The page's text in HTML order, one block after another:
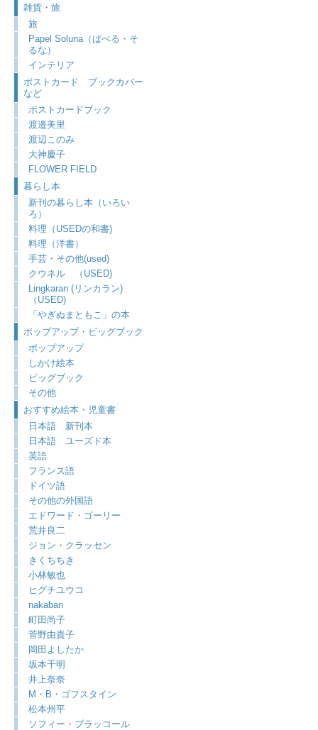
雑貨・旅
旅
Papel Soluna（ぱぺる・そ
るな）
インテリア
ポストカード ブックカバー
など
ポストカードブック
渡邉美里
渡辺このみ
大神慶子
FLOWER FIELD
暮らし本
新刊の暮らし本（いろい
ろ）
料理（USEDの和書)
料理（洋書）
手芸・その他(used)
クウネル （USED)
Lingkaran (リンカラン)
（USED)
「やぎぬまともこ」の本
ポップアップ・ビッグブック
ポップアップ
しかけ絵本
ビッグブック
その他
おすすめ絵本・児童書
日本語 新刊本
日本語 ユーズド本
英語
フランス語
ドイツ語
その他の外国語
エドワード・ゴーリー
荒井良二
ジョン・クラッセン
きくちちき
小林敏也
ヒグチユウコ
nakaban
町田尚子
菅野由貴子
岡田よしたか
坂本千明
井上奈奈
M・B・ゴフスタイン
松本州平
ソフィー・ブラッコール